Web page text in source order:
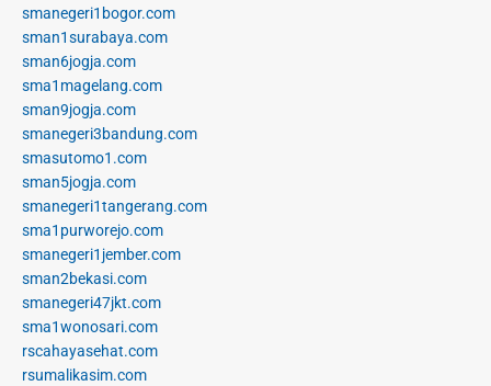
smanegeri1bogor.com
sman1surabaya.com
sman6jogja.com
sma1magelang.com
sman9jogja.com
smanegeri3bandung.com
smasutomo1.com
sman5jogja.com
smanegeri1tangerang.com
sma1purworejo.com
smanegeri1jember.com
sman2bekasi.com
smanegeri47jkt.com
sma1wonosari.com
rscahayasehat.com
rsumalikasim.com